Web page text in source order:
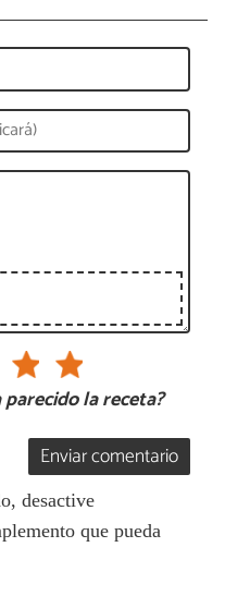
parecido la receta?
Enviar comentario
desactive
que pueda